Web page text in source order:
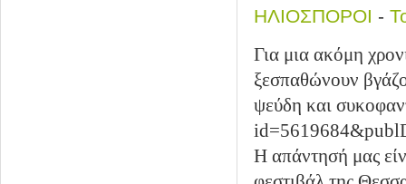
ΗΛΙΟΣΠΟΡΟΙ -
Για μια ακόμη
ξεσπαθώνουν
ψεύδη και
Η απάντησή μας